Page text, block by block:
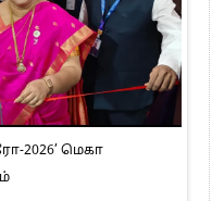
2026’ மெகா